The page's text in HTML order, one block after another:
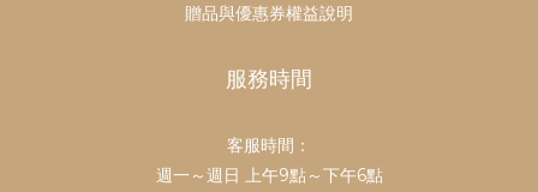
贈品與優惠券權益說明
服務時間
客服時間：
週一～週日 上午9點～下午6點